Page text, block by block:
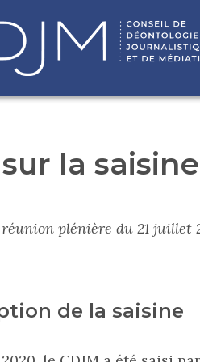
la
plénière du 21 juillet
de la saisine